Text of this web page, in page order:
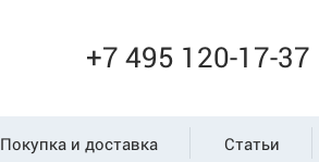
+7 495 120-17-37
Покупка и доставка Статьи